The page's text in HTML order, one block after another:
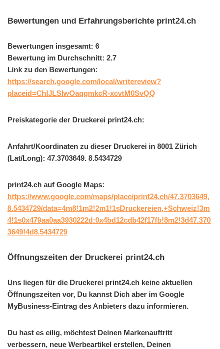
Bewertungen und Erfahrungsberichte print24.ch
Bewertungen insgesamt: 6
Bewertung im Durchschnitt: 2.7
Link zu den Bewertungen:
https://search.google.com/local/writereview?
placeid=ChIJLSIwOaqgmkcR-xcvtM0SvQQ
Preiskategorie der Druckerei print24.ch:
Anfahrt/Koordinaten zu dieser Druckerei in 8001 Zürich
(Lat/Long): 47.3703649. 8.5434729
print24.ch auf Google Maps:
https://www.google.com/maps/place/print24.ch/47.3703649,
8.5434729/data=4m8!1m2!2m1!1sDruckereien,+Schweiz!3m
4!1s0x479aa0aa3930222d:0x4bd12cdb42f17fb!8m2!3d47.370
3649!4d8.5434729
Öffnungszeiten der Druckerei print24.ch
Uns liegen für die Druckerei print24.ch keine aktuellen
Öffnungszeiten vor, Du kannst Dich aber im Google
MyBusiness-Eintrag des Anbieters dazu informieren.
Du hast es eilig, möchtest Deinen Markenauftritt
verbessern, neue Werbeartikel erstellen, Deinen